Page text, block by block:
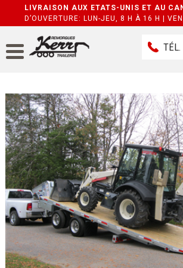
LIVRAISON AUX ETATS-UNIS ET AU
D’OUVERTURE: LUN-JEU, 8 H À 16 H |